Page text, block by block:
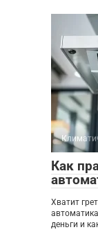
Как
Хватит
деньги и